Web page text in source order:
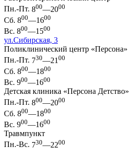
Пн.-Пт. 800—2000
Сб. 800—1600
Вс. 800—1500
ул.Сибирская, 3
Поликлинический центр «Персона»
Пн.-Пт. 730—21 00
Сб. 800—1800
Вс. 900—1600
Детская клиника «Персона Детство»
Пн.-Пт. 800—2000
Сб. 800—1800
Вс. 900—1600
Травмпункт
Пн.-Вс. 730—2200